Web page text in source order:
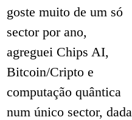
goste muito de um só
sector por ano,
agreguei Chips AI,
Bitcoin/Cripto e
computação quântica
num único sector, dada